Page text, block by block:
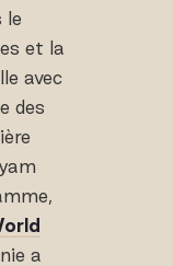
le
et la
avec
des
a